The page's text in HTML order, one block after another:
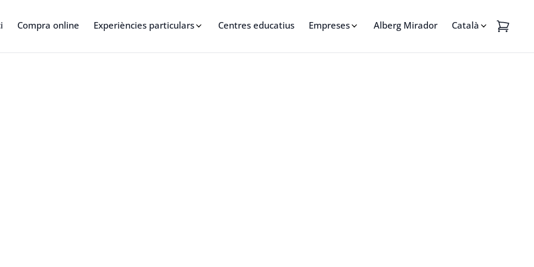
Compra online Experiències particulars Centres educatius Empreses Alberg Mirador Català